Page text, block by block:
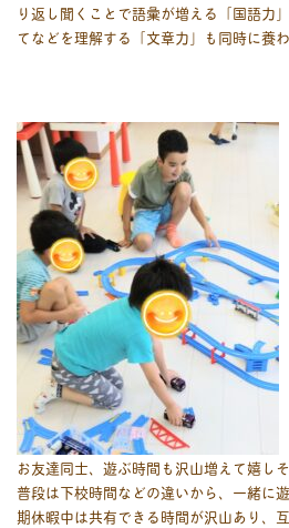
り返し聞くことで語彙が増える「国語力
てなどを理解する「文章力」も同時に養
お友達同士、遊ぶ時間も沢山増えて嬉しそ
普段は下校時間などの違いから、一緒に
期休暇中は共有できる時間が沢山あり、